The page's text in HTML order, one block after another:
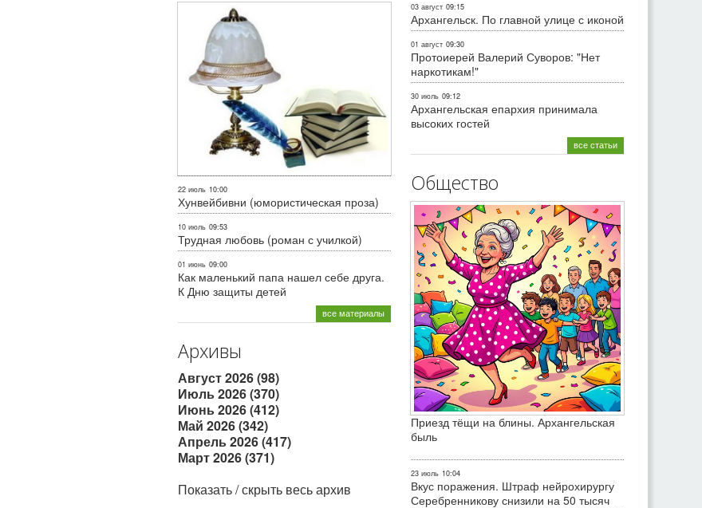
22 июль 10:00
Хунвейбивни (юмористическая проза)
10 июль 09:53
Трудная любовь (роман с училкой)
01 июнь 09:00
Как маленький папа нашел себе друга.
К Дню защиты детей
все материалы
Архивы
Август 2026 (98)
Июль 2026 (370)
Июнь 2026 (412)
Май 2026 (342)
Апрель 2026 (417)
Март 2026 (371)
Показать / скрыть весь архив
03 август 09:15
Архангельск. По главной улице с иконой
01 август 09:30
Протоиерей Валерий Суворов: "Нет
наркотикам!"
30 июль 09:12
Архангельская епархия принимала
высоких гостей
все статьи
Общество
Приезд тёщи на блины. Архангельская
быль
23 июль 10:04
Вкус поражения. Штраф нейрохирургу
Серебренникову снизили на 50 тысяч